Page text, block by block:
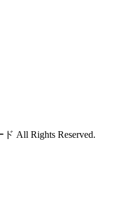
All Rights Reserved.